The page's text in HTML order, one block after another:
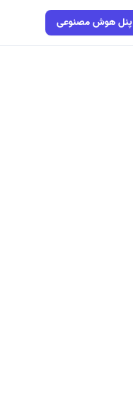
پنل هوش مصنوعی